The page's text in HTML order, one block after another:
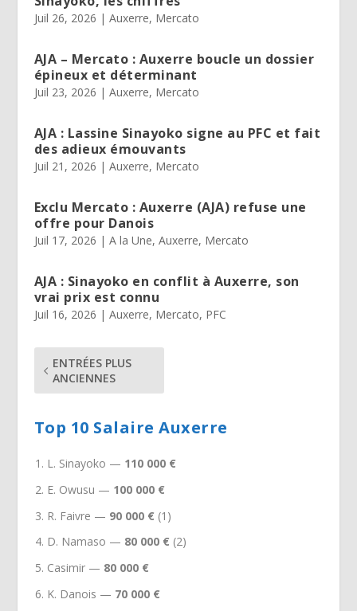
Juil 26, 2026 | Auxerre, Mercato
AJA – Mercato : Auxerre boucle un dossier
épineux et déterminant
Juil 23, 2026 | Auxerre, Mercato
AJA : Lassine Sinayoko signe au PFC et fait
des adieux émouvants
Juil 21, 2026 | Auxerre, Mercato
Exclu Mercato : Auxerre (AJA) refuse une
offre pour Danois
Juil 17, 2026 | A la Une, Auxerre, Mercato
AJA : Sinayoko en conflit à Auxerre, son
vrai prix est connu
Juil 16, 2026 | Auxerre, Mercato, PFC
ENTRÉES PLUS
ANCIENNES
Top 10 Salaire Auxerre
L. Sinayoko — 110 000 €
E. Owusu — 100 000 €
R. Faivre — 90 000 € (1)
D. Namaso — 80 000 € (2)
Casimir — 80 000 €
K. Danois — 70 000 €